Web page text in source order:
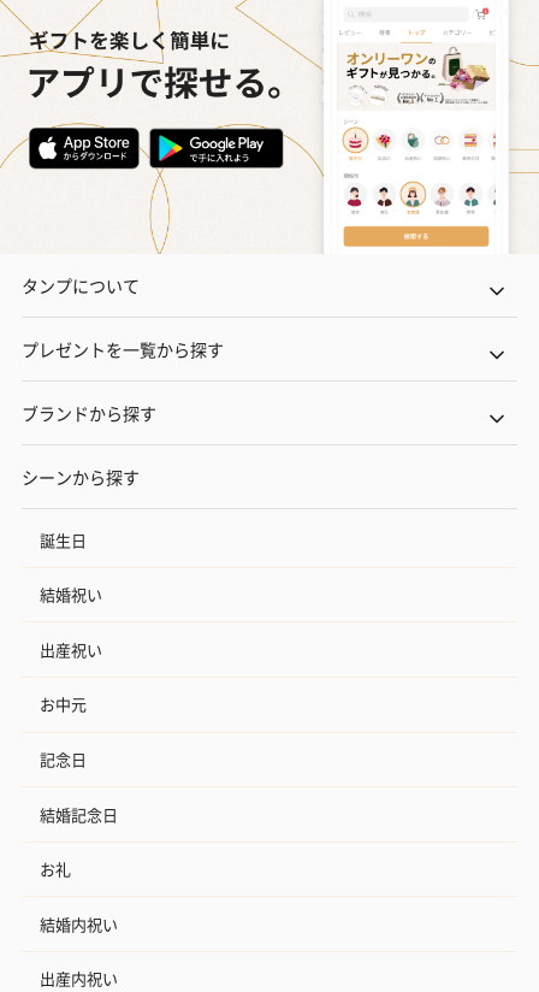
タンプについて
プレゼントを一覧から探す
ブランドから探す
シーンから探す
誕生日
結婚祝い
出産祝い
お中元
記念日
結婚記念日
お礼
結婚内祝い
出産内祝い